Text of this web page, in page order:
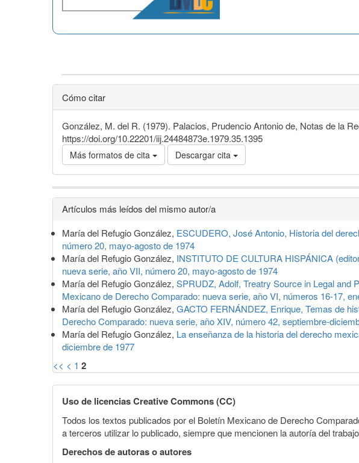
Cómo citar
González, M. del R. (1979). Palacios, Prudencio Antonio de, Notas de la
https://doi.org/10.22201/iij.24484873e.1979.35.1395
Más formatos de cita Descargar cita
Detalles
del
artículo
Artículos más leídos del mismo autor/a
María del Refugio González, ESCUDERO, José Antonio, Historia del
número 20, mayo-agosto de 1974
María del Refugio González, INSTITUTO DE CULTURA HISPÁNICA
nueva serie, año VII, número 20, mayo-agosto de 1974
María del Refugio González, SPRUDZ, Adolf, Treatry Source in Legal and
Mexicano de Derecho Comparado: nueva serie, año VI, números 16-17,
María del Refugio González, GACTO FERNÁNDEZ, Enrique, Temas de
Derecho Comparado: nueva serie, año XIV, número 42, septiembre-
María del Refugio González, La enseñanza de la historia del derecho
diciembre de 1977
<< < 1 2
Uso de licencias Creative Commons (CC)
Todos los textos publicados por el Boletín Mexicano de Derecho
a terceros utilizar lo publicado, siempre que mencionen la autoría del
Derechos de autoras o autores